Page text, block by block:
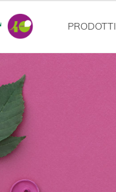
PRODOTTI